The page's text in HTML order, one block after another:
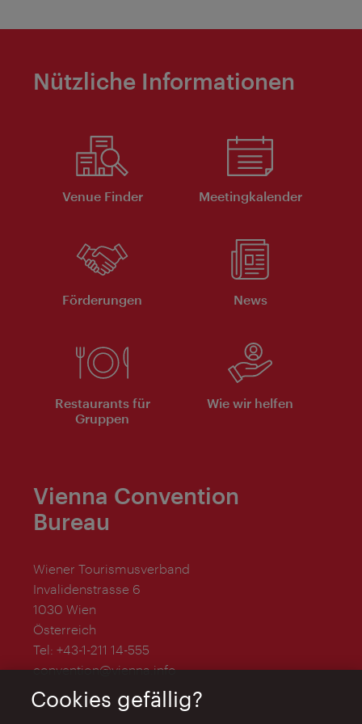
Nützliche Informationen
Venue Finder Meeting­kalender
Förderungen News
Restaurants für
Gruppen
Wie wir helfen
Vienna Convention
Bureau
Wiener Tourismusverband
Invalidenstrasse 6
1030 Wien
Österreich
Tel: +43-1-211 14-555
convention@vienna.info
Cookies gefällig?